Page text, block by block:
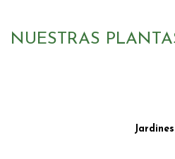
NUESTRAS